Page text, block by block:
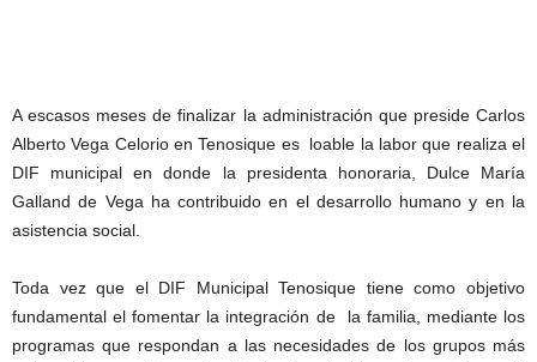
A escasos meses de finalizar la administración que preside Carlos
Alberto Vega Celorio en Tenosique es loable la labor que realiza el
DIF municipal en donde la presidenta honoraria, Dulce María
Galland de Vega ha contribuido en el desarrollo humano y en la
asistencia social.
Toda vez que el DIF Municipal Tenosique tiene como objetivo
fundamental el fomentar la integración de la familia, mediante los
programas que respondan a las necesidades de los grupos más